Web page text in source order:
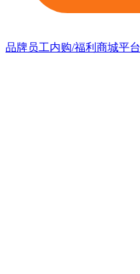
品牌员工内购/福利商城平台